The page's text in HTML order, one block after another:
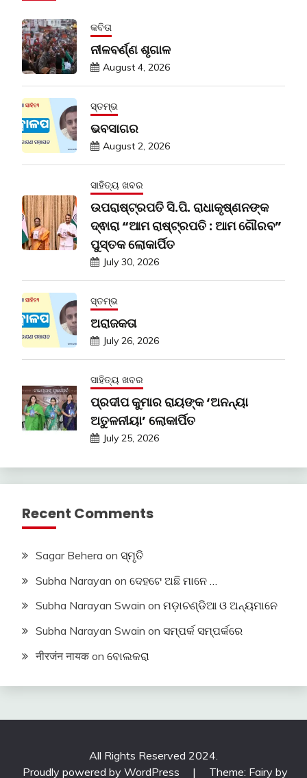
କବିତା
ନୀଳବର୍ଣ୍ଣ ଶୃଗାଳ
August 4, 2026
ସ୍ତମ୍ଭ
ଭବସାଗର
August 2, 2026
ସାହିତ୍ୟ ଖବର
ଉପରାଷ୍ଟ୍ରପତି ସି.ପି. ରାଧାକୃଷ୍ଣନଙ୍କ
ଦ୍ଵାରା “ଆମ ରାଷ୍ଟ୍ରପତି : ଆମ ଗୌରବ”
ପୁସ୍ତକ ଲୋକାର୍ପିତ
July 30, 2026
ସ୍ତମ୍ଭ
ଅରାଜକତା
July 26, 2026
ସାହିତ୍ୟ ଖବର
ପ୍ରଦୀପ କୁମାର ରାୟଙ୍କ ‘ଅନନ୍ୟା
ଅତୁଳନୀୟା’ ଲୋକାର୍ପିତ
July 25, 2026
Recent Comments
Sagar Behera on ସ୍ମୃତି
Subha Narayan on ଦେହଟେ ଅଛି ମାନେ …
Subha Narayan Swain on ମଡ଼ାଚଣ୍ଡିଆ ଓ ଅନ୍ୟମାନେ
Subha Narayan Swain on ସମ୍ପର୍କ ସମ୍ପର୍କରେ
नीरजंन नायक on ବୋଲକରା
All Rights Reserved 2024.
Proudly powered by WordPress
| Theme: Fairy by